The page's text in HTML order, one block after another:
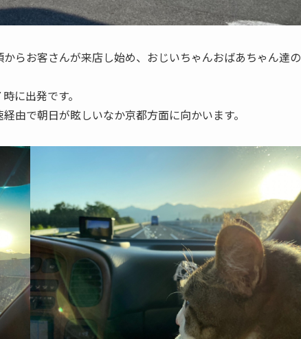
らお客さんが来店し始め、おじいちゃんおばあちゃん達の
に出発です。
で朝日が眩しいなか京都方面に向かいます。